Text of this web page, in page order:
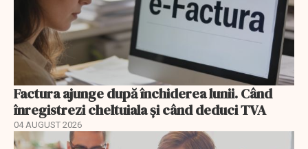
Factura ajunge după închiderea lunii. Când
înregistrezi cheltuiala și când deduci TVA
04 AUGUST 2026